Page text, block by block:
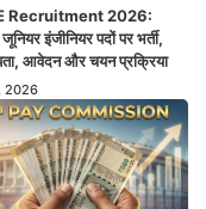
Recruitment 2026:
इंजीनियर पदों पर भर्ती,
आवेदन और चयन प्रक्रिया
2026